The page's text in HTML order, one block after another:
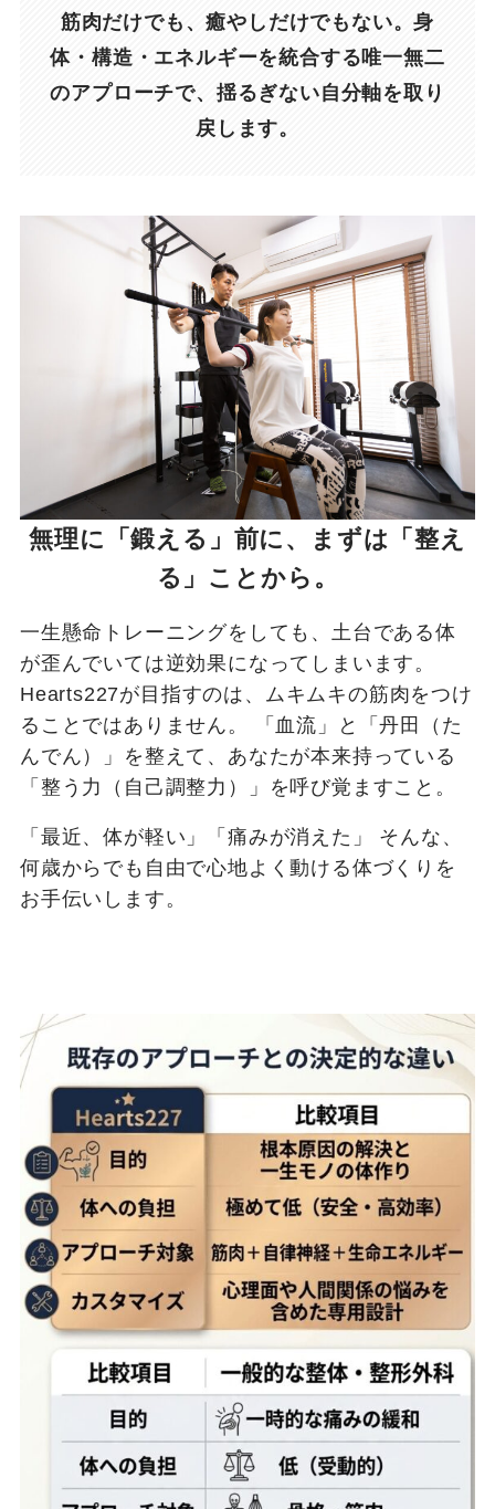
筋肉だけでも、癒やしだけでもない。身
体・構造・エネルギーを統合する唯一無二
のアプローチで、揺るぎない自分軸を取り
戻します。
無理に「鍛える」前に、まずは「整え
る」ことから。
一生懸命トレーニングをしても、土台である体
が歪んでいては逆効果になってしまいます。
Hearts227が目指すのは、ムキムキの筋肉をつけ
ることではありません。 「血流」と「丹田（た
んでん）」を整えて、あなたが本来持っている
「整う力（自己調整力）」を呼び覚ますこと。
「最近、体が軽い」「痛みが消えた」 そんな、
何歳からでも自由で心地よく動ける体づくりを
お手伝いします。